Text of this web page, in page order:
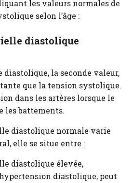
les valeurs normales de
selon l’âge :
diastolique
la seconde valeur,
que la tension systolique.
dans les artères lorsque le
les battements.
diastolique normale varie
elle se situe entre :
diastolique élevée,
diastolique, peut